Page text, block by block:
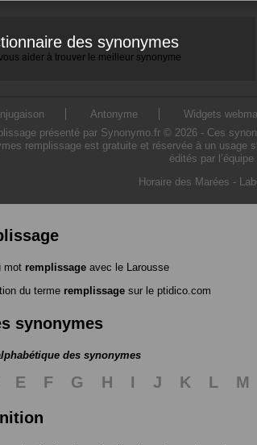
des synonymes
aider à trouver le meilleur synonyme
Antonyme Widgets
présenté par Synonymo.fr © 2026 - Ces
remplissage est gratuite et réservée à un
édités par
Horaire des Marées -
mot remplissage avec le Larousse
du terme remplissage sur le ptidico.com
synonymes
des synonymes
E F G H I J K L M